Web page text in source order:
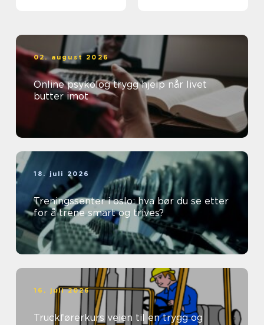
02. august 2026
Online psykolog trygg hjelp når livet
butter imot
18. juli 2026
Treningssenter i oslo: hva bør du se etter
for å trene smart og trives?
16. juli 2026
Truckførerkurs veien til en trygg og